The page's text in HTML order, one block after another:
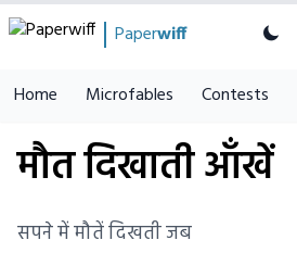
Paperwiff
Home Microfables Contests
मौत दिखाती आँखें
सपने में मौतें दिखती जब